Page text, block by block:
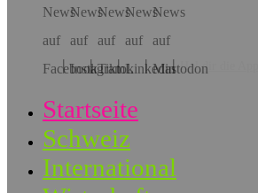
Hol dir die App!
Startseite
Schweiz
International